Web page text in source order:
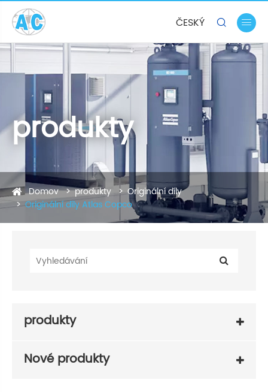
ČESKÝ  
produkty
Domov produkty
Originální díly
Originální díly Atlas Copco
produkty
Nové produkty